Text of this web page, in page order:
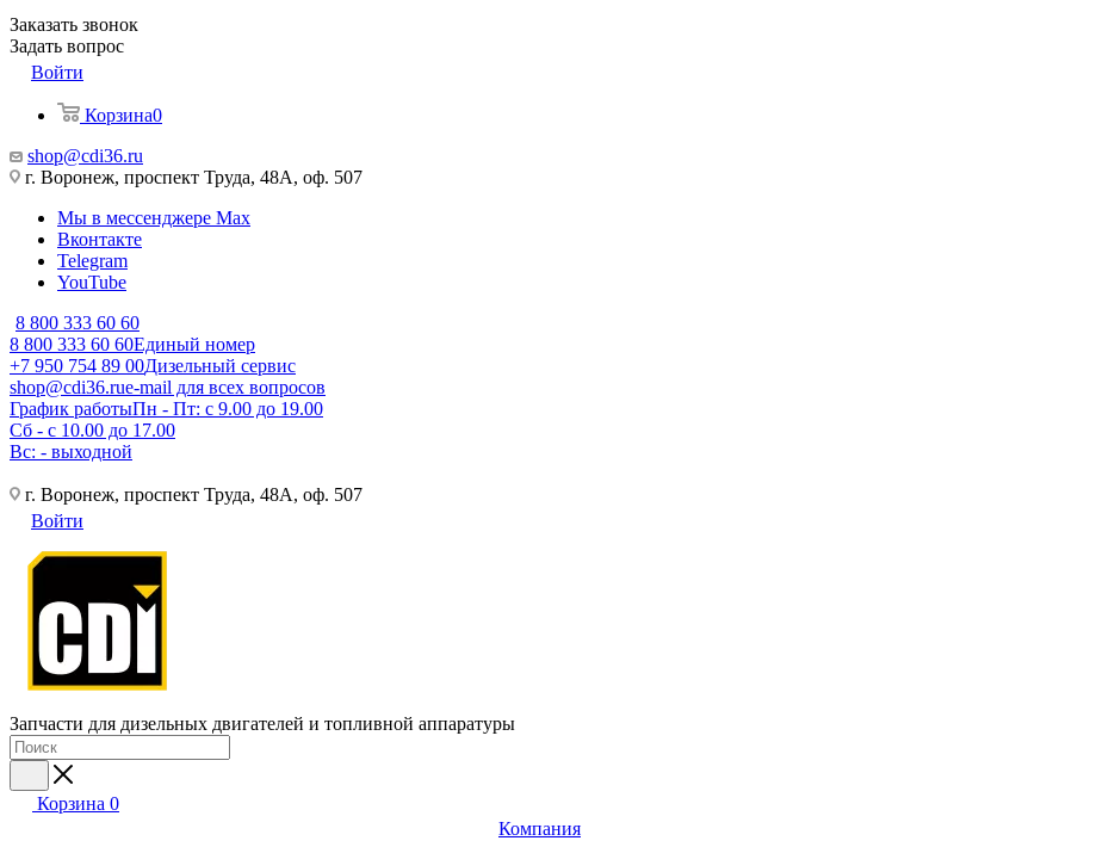
Заказать звонок
Задать вопрос
Войти
Корзина0
shop@cdi36.ru
г. Воронеж, проспект Труда, 48А, оф. 507
Мы в мессенджере Max
Вконтакте
Telegram
YouTube
8 800 333 60 60
8 800 333 60 60Единый номер
+7 950 754 89 00Дизельный сервис
shop@cdi36.rue-mail для всех вопросов
График работыПн - Пт: с 9.00 до 19.00
Сб - с 10.00 до 17.00
Вс: - выходной
г. Воронеж, проспект Труда, 48А, оф. 507
Войти
Запчасти для дизельных двигателей и топливной аппаратуры
Корзина 0
Компания